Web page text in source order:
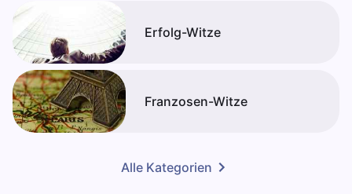
Erfolg-Witze
Franzosen-Witze
Alle Kategorien